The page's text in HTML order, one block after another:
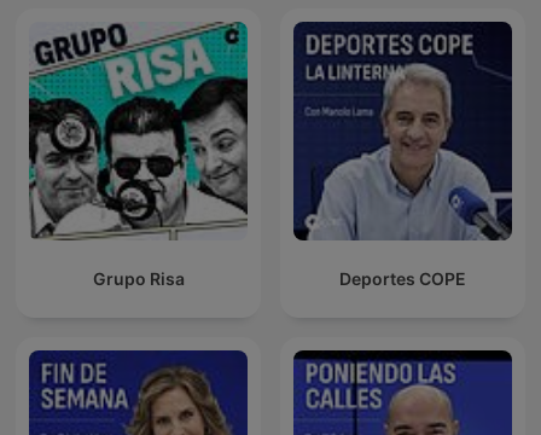
Grupo Risa Deportes COPE